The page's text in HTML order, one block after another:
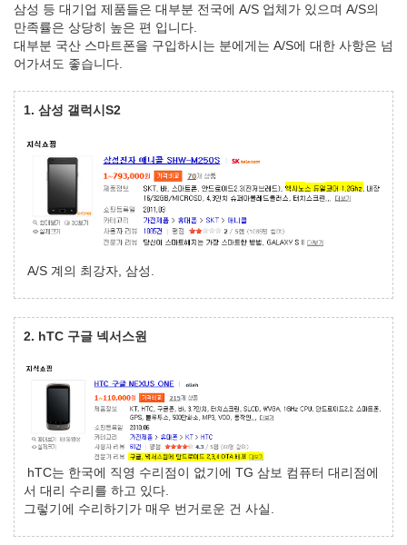
삼성 등 대기업 제품들은 대부분 전국에 A/S 업체가 있으며 A/S의
만족률은 상당히 높은 편 입니다.
대부분 국산 스마트폰을 구입하시는 분에게는 A/S에 대한 사항은 넘
어가셔도 좋습니다.
1. 삼성 갤럭시S2
A/S 계의 최강자, 삼성.
2. hTC 구글 넥서스원
hTC는 한국에 직영 수리점이 없기에 TG 삼보 컴퓨터 대리점에
서 대리 수리를 하고 있다.
그렇기에 수리하기가 매우 번거로운 건 사실.